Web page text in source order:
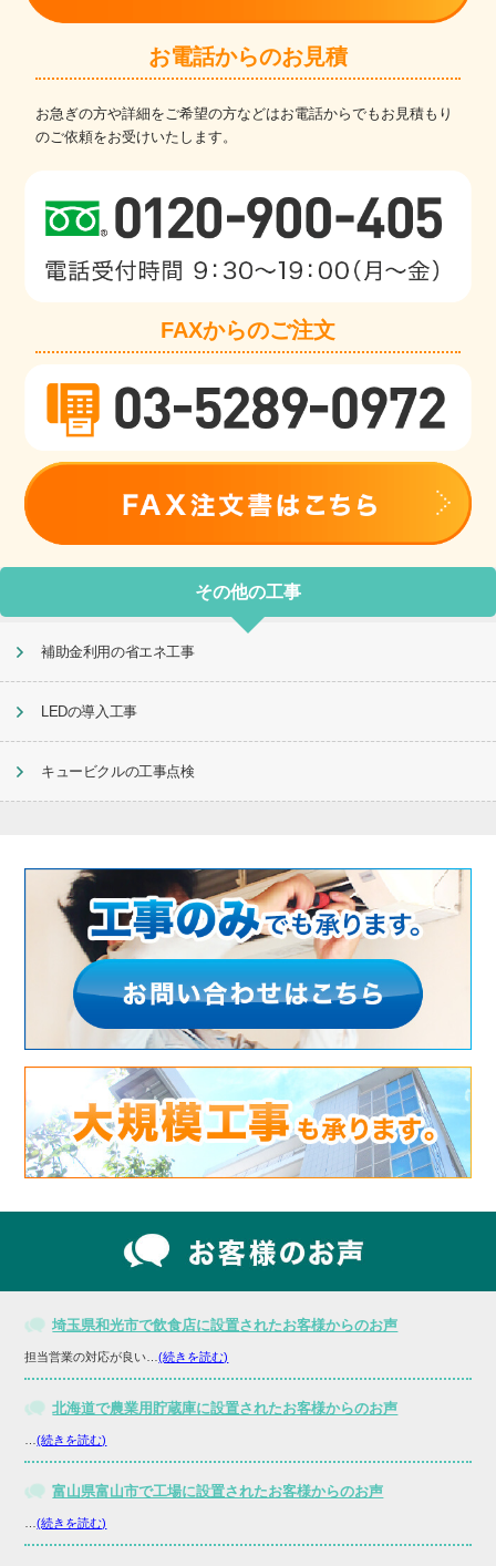
お電話からのお見積
お急ぎの方や詳細をご希望の方などはお電話からでもお見積もり
のご依頼をお受けいたします。
FAXからのご注文
その他の工事
補助金利用の省エネ工事
LEDの導入工事
キュービクルの工事点検
埼玉県和光市で飲食店に設置されたお客様からのお声
担当営業の対応が良い…(続きを読む)
北海道で農業用貯蔵庫に設置されたお客様からのお声
…(続きを読む)
富山県富山市で工場に設置されたお客様からのお声
…(続きを読む)